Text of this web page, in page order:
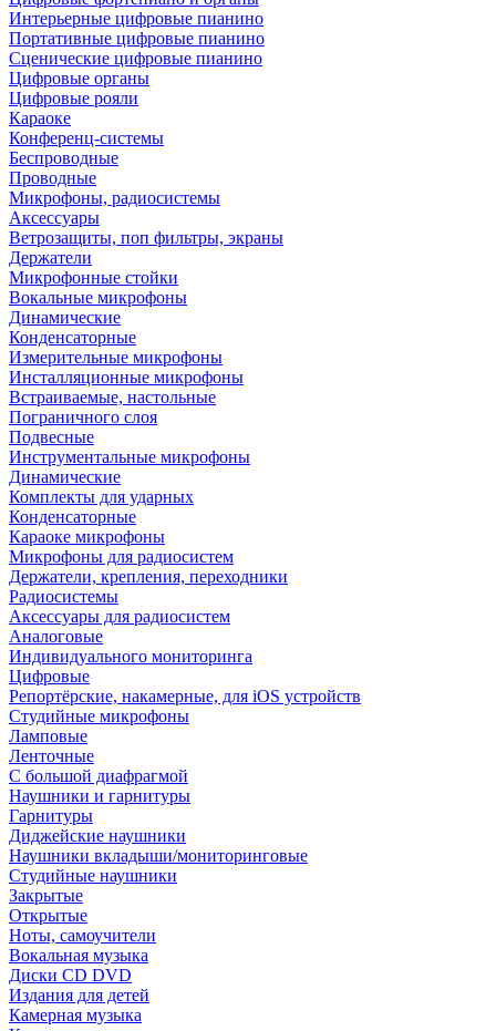
Интерьерные цифровые пианино
Портативные цифровые пианино
Сценические цифровые пианино
Цифровые органы
Цифровые рояли
Караоке
Конференц-системы
Беспроводные
Проводные
Микрофоны, радиосистемы
Аксессуары
Ветрозащиты, поп фильтры, экраны
Держатели
Микрофонные стойки
Вокальные микрофоны
Динамические
Конденсаторные
Измерительные микрофоны
Инсталляционные микрофоны
Встраиваемые, настольные
Пограничного слоя
Подвесные
Инструментальные микрофоны
Динамические
Комплекты для ударных
Конденсаторные
Караоке микрофоны
Микрофоны для радиосистем
Держатели, крепления, переходники
Радиосистемы
Аксессуары для радиосистем
Аналоговые
Индивидуального мониторинга
Цифровые
Репортёрские, накамерные, для iOS устройств
Студийные микрофоны
Ламповые
Ленточные
С большой диафрагмой
Наушники и гарнитуры
Гарнитуры
Диджейские наушники
Наушники вкладыши/мониторинговые
Студийные наушники
Закрытые
Открытые
Ноты, самоучители
Вокальная музыка
Диски CD DVD
Издания для детей
Камерная музыка